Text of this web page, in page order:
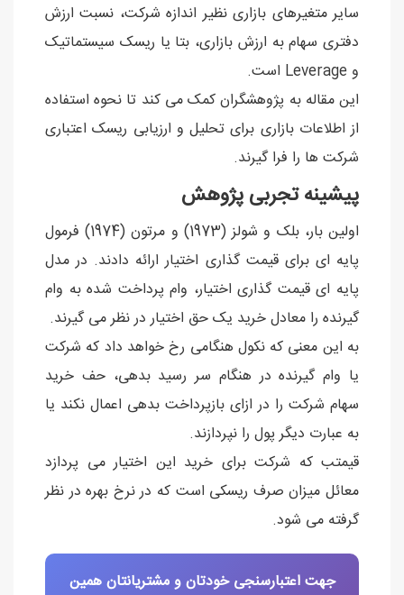
سایر متغیرهای بازاری نظیر اندازه شرکت، نسبت ارزش
دفتری سهام به ارزش بازاری، بتا یا ریسک سیستماتیک
و Leverage است.
این مقاله به پژوهشگران کمک می کند تا نحوه استفاده
از اطلاعات بازاری برای تحلیل و ارزیابی ریسک اعتباری
شرکت ها را فرا گیرند.
پیشینه تجربی پژوهش
اولین بار، بلک و شولز (1973) و مرتون (1974) فرمول
پایه ای برای قیمت گذاری اختیار ارائه دادند. در مدل
پایه ای قیمت گذاری اختیار، وام پرداخت شده به وام
گیرنده را معادل خرید یک حق اختیار در نظر می گیرند.
به این معنی که نکول هنگامی رخ خواهد داد که شرکت
یا وام گیرنده در هنگام سر رسید بدهی، حف خرید
سهام شرکت را در ازای بازپرداخت بدهی اعمال نکند یا
به عبارت دیگر پول را نپردازند.
قیمتب که شرکت برای خرید این اختیار می پردازد
معائل میزان صرف ریسکی است که در نرخ بهره در نظر
گرفته می شود.
جهت اعتبارسنجی خودتان و مشتریانتان همین